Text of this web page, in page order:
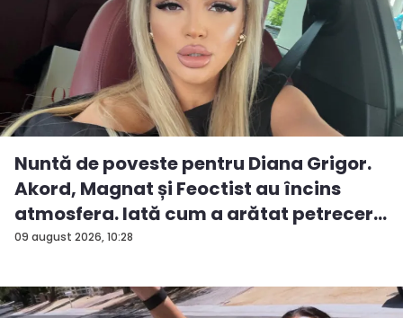
09 august 2026, 10:28
Nuntă de poveste pentru Diana Grigor.
Akord, Magnat și Feoctist au încins
atmosfera. Iată cum a arătat petrecer...